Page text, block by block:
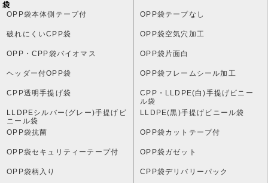
破れにくいCPP袋
透明ブックカバー・書籍関連
CD・DVD・BD・ゲーム・レコード用OPP袋
カードスリーブ
旧ハガキ・ポストカード用OPP袋
写真用OPP袋
大型OPP袋
袋
OPP袋本体側テープ付 OPP袋テープなし
破れにくいCPP袋 OPP袋空気穴加工
OPP・CPP袋バイオマス OPP袋片面白
ヘッダー付OPP袋 OPP袋フレームシール加工
CPP透明手提げ袋
CPP・LLDPE(白)手提げビニー
ル袋
LLDPEシルバー(グレー)手提げビ
ニール袋
LLDPE(黒)手提げビニール袋
OPP袋抗菌 OPP袋カットテープ付
OPP袋セキュリティーテープ付 OPP袋ガゼット
OPP袋柄入り CPP袋デリバリーパック